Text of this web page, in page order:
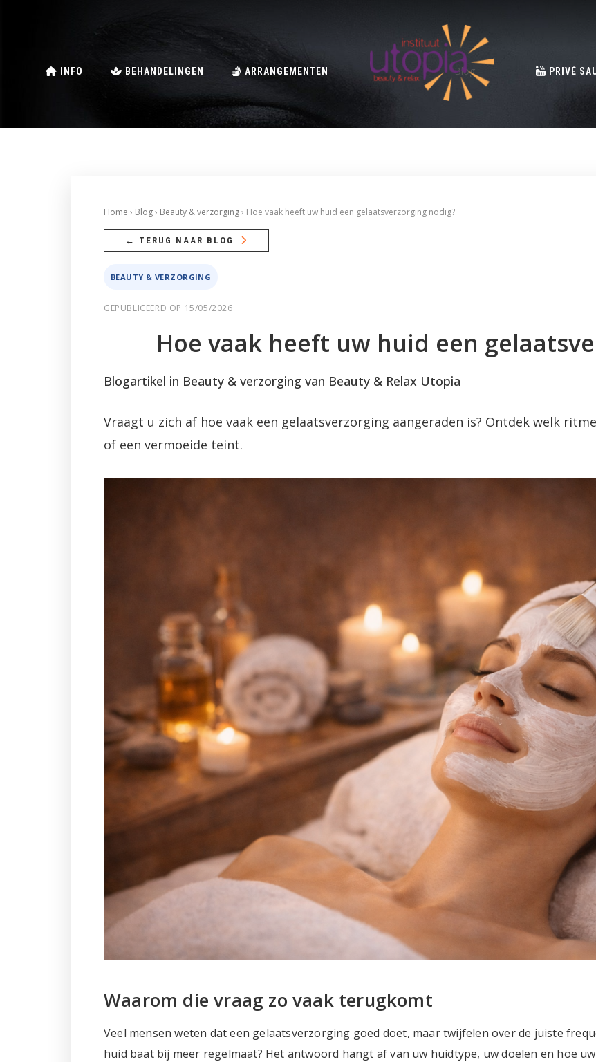
INFO BEHANDELINGEN ARRANGEMENTEN PRIVÉ
Blog
Home › Blog› Beauty & verzorging› Hoe vaak heeft uw huid een gelaatsverzorging nodig?
← TERUG NAAR BLOG
BEAUTY & VERZORGING
GEPUBLICEERD OP 15/05/2026
Hoe vaak heeft uw huid een
Blogartikel in Beauty & verzorging van Beauty & Relax Utopia
Vraagt u zich af hoe vaak een gelaatsverzorging aangeraden is? Ontdek welk
of een vermoeide teint.
Waarom die vraag zo vaak terugkomt
Veel mensen weten dat een gelaatsverzorging goed doet, maar twijfelen over de juiste
huid baat bij meer regelmaat? Het antwoord hangt af van uw huidtype, uw doelen en hoe